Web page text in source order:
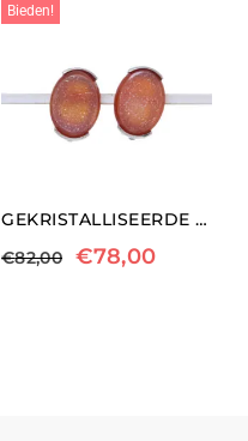
Bieden!
GEKRISTALLISEERDE AGAAT CLIP OORBELLEN
€82,00 €78,00